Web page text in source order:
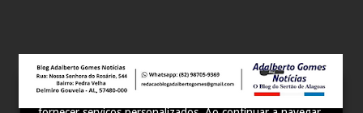
Este site utiliza cookies para melhorar sua experiência e